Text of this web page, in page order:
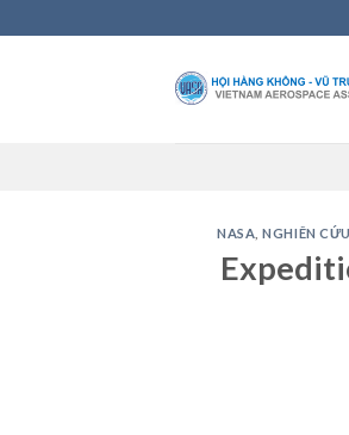
to
NASA ,NGHIÊN